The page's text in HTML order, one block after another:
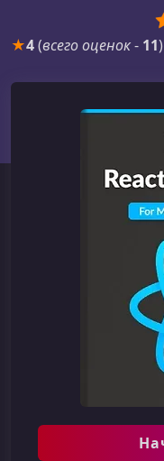
★4(всего оценок- 11)